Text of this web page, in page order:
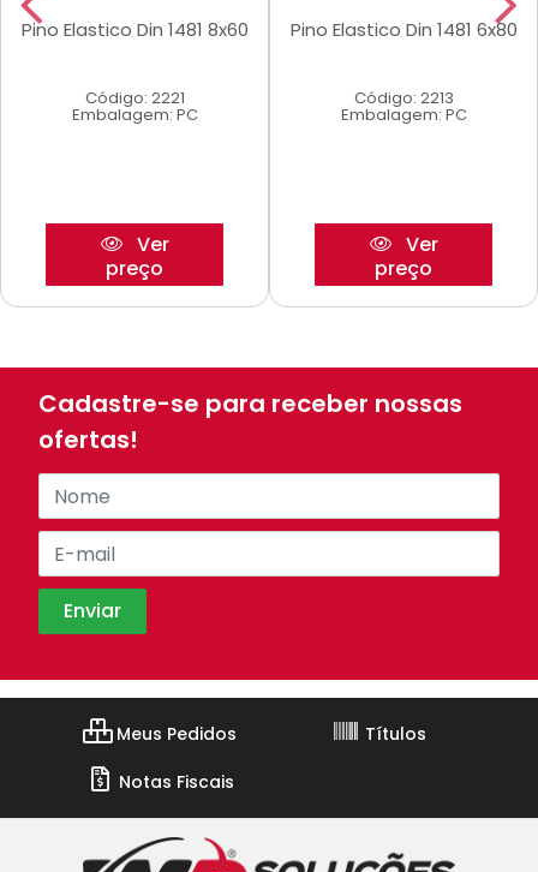
Pino Elastico Din 1481 8x60
Código: 2221
Embalagem: PC
Ver
preço
Pino Elastico Din 1481 6x80
Código: 2213
Embalagem: PC
Ver
preço
Cadastre-se para receber nossas
ofertas!
Meus Pedidos
Títulos
Notas Fiscais